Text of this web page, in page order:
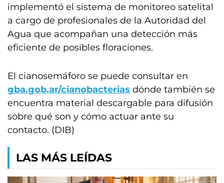
implementó el sistema de monitoreo satelital
a cargo de profesionales de la Autoridad del
Agua que acompañan una detección más
eficiente de posibles floraciones.
El cianosemáforo se puede consultar en
gba.gob.ar/cianobacterias dónde también se
encuentra material descargable para difusión
sobre qué son y cómo actuar ante su
contacto. (DIB)
LAS MÁS LEÍDAS